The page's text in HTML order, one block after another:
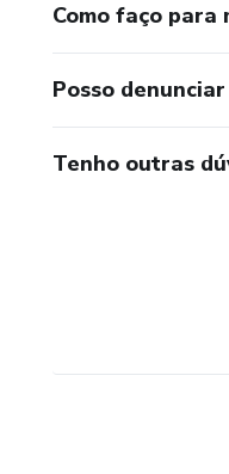
Como faço para
Posso
Tenho outras